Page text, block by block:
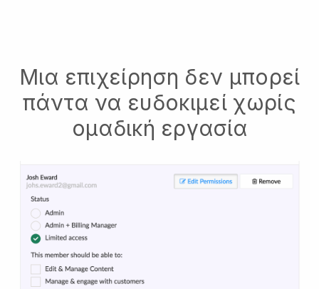
Μια επιχείρηση δεν μπορεί
πάντα να ευδοκιμεί χωρίς
ομαδική εργασία